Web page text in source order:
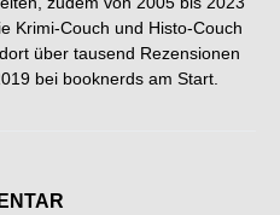
Krimi-Couch und Histo-Couch
über tausend Rezensionen
bei booknerds am Start.